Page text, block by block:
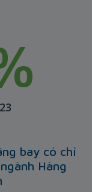
bay có chỉ
Hàng